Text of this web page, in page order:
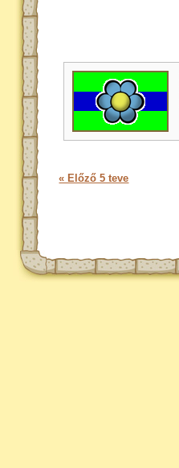
« Előző 5 teve